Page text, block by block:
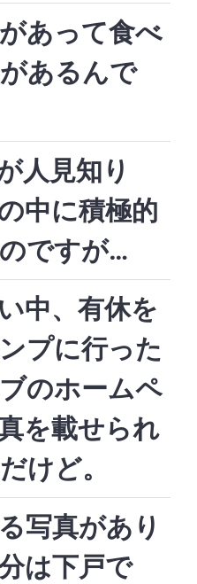
あって食べ
あるんで
人見知り
中に積極的
ですが…
中、有休を
プに行った
のホームペ
を載せられ
けど。
写真があり
は下戸で